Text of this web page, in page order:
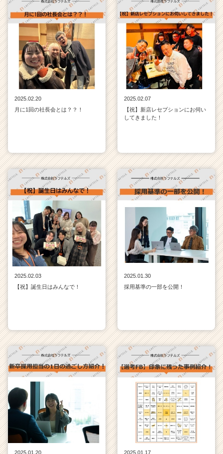
2025.02.20
月に1回の社長会とは？？！
2025.02.07
【祝】新店レセプションにお伺い
してきました！
2025.02.03
【祝】誕生日はみんなで！
2025.01.30
採用基準の一部を公開！
2025.01.20
2025.01.17